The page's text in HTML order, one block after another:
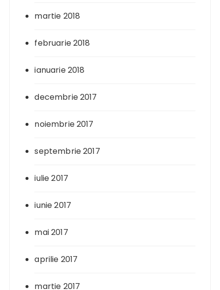
martie 2018
februarie 2018
ianuarie 2018
decembrie 2017
noiembrie 2017
septembrie 2017
iulie 2017
iunie 2017
mai 2017
aprilie 2017
martie 2017